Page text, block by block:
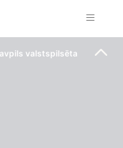
valstspilsēta